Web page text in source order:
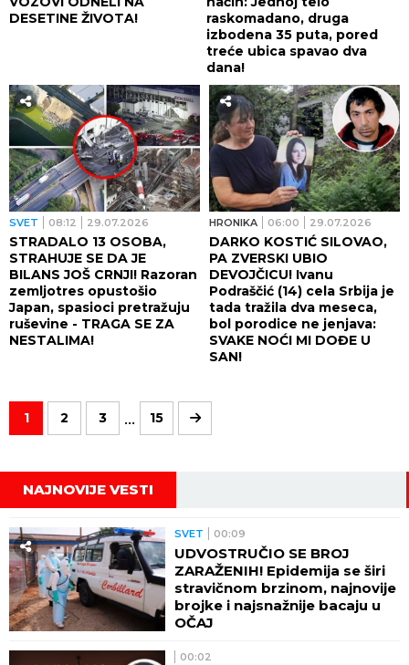
DESETINE ŽIVOTA!
raskomadano, druga
izbodena 35 puta, pored
treće ubica spavao dva
dana!
SVET 08:12 29.07.2026
STRADALO 13 OSOBA,
STRAHUJE SE DA JE
BILANS JOŠ CRNJI! Razoran
zemljotres opustošio
Japan, spasioci pretražuju
ruševine - TRAGA SE ZA
NESTALIMA!
HRONIKA 06:00 29.07.2026
DARKO KOSTIĆ SILOVAO,
PA ZVERSKI UBIO
DEVOJČICU! Ivanu
Podraščić (14) cela Srbija je
tada tražila dva meseca,
bol porodice ne jenjava:
SVAKE NOĆI MI DOĐE U
SAN!
1 2 3 ... 15
NAJNOVIJE VESTI
SVET 00:09
UDVOSTRUČIO SE BROJ
ZARAŽENIH! Epidemija se širi
stravičnom brzinom, najnovije
brojke i najsnažnije bacaju u
OČAJ
00:02